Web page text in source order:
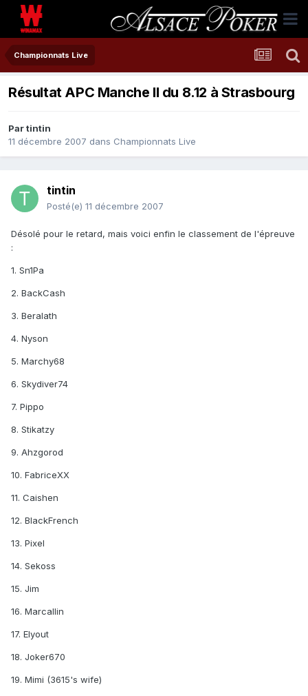
Championnats Live
Résultat APC Manche II du 8.12 à Strasbourg
Partintin
11 décembre 2007 dans Championnats Live
tintin
Posté(e) 11 décembre 2007
Désolé pour le retard, mais voici enfin le classement de l'épreuve
:
1. Sn1Pa
2. BackCash
3. Beralath
4. Nyson
5. Marchy68
6. Skydiver74
7. Pippo
8. Stikatzy
9. Ahzgorod
10. FabriceXX
11. Caishen
12. BlackFrench
13. Pixel
14. Sekoss
15. Jim
16. Marcallin
17. Elyout
18. Joker670
19. Mimi (3615's wife)